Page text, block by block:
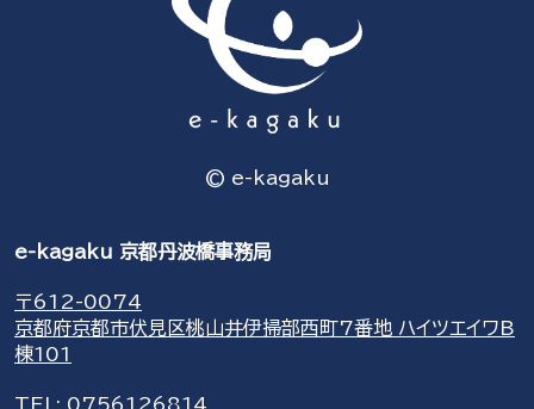
© e-kagaku
e-kagaku 京都丹波橋事務局
〒612-0074
京都府京都市伏見区桃山井伊掃部西町7番地 ハイツエイワB
棟101
TEL: 0756126814